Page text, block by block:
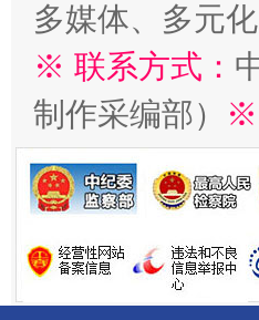
多媒体、多元
※ 联系方式：
制作采编部）
※